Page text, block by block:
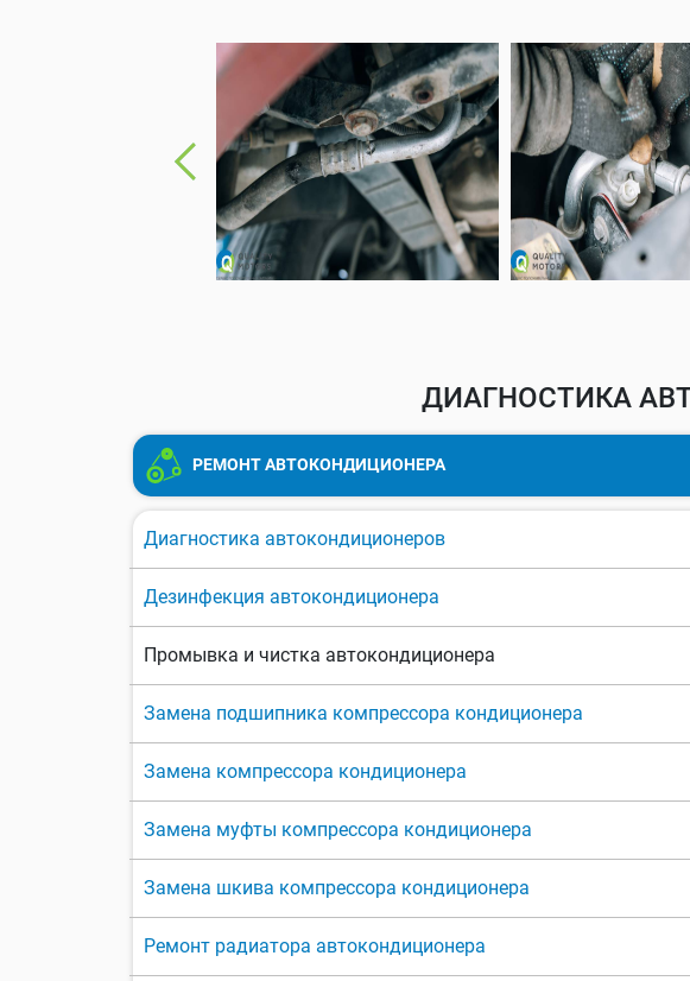
ДИАГНОСТИКА
РЕМОНТ АВТОКОНДИЦИОНЕРА
Диагностика автокондиционеров
Дезинфекция автокондиционера
Промывка и чистка автокондиционера
Замена подшипника компрессора кондиционера
Замена компрессора кондиционера
Замена муфты компрессора кондиционера
Замена шкива компрессора кондиционера
Ремонт радиатора автокондиционера